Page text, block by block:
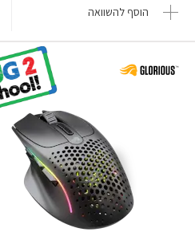
הוסף להשוואה